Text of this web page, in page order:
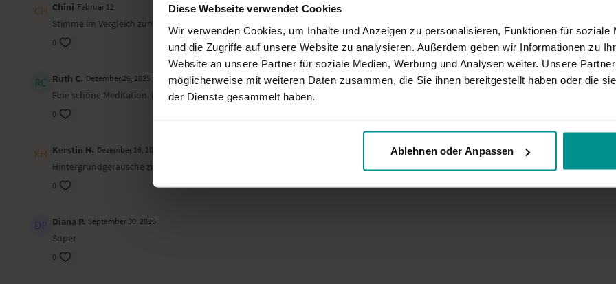
Diese Webseite verwendet Cookies
Wir verwenden Cookies, um Inhalte und Anzeigen zu personalisieren, Funktionen für soziale
und die Zugriffe auf unsere Website zu analysieren. Außerdem geben wir Informationen zu
Website an unsere Partner für soziale Medien, Werbung und Analysen weiter. Unsere
möglicherweise mit weiteren Daten zusammen, die Sie ihnen bereitgestellt haben oder die
der Dienste gesammelt haben.
Ablehnen oder Anpassen
Chini Februar 12
Stimme im Vergleich zum Meeresrauschen sehr leise
0
Ruth C. Dezember 26, 2025
Eine schöne Meditation. Leider ist die Stimme teils schwer verständlich, aufgrund des Meeresrauschens.
0
Kerstin H. Dezember 16, 2025
Hintergrundgeräusche zu laut
0
Diana P. September 30, 2025
Super
0